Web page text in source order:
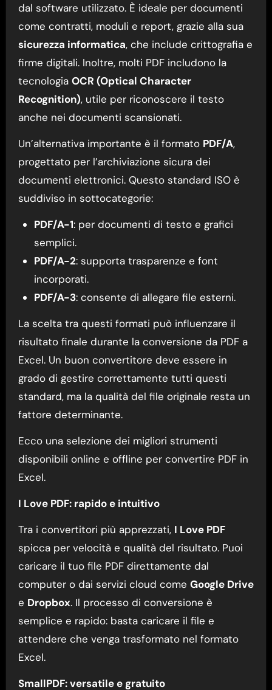
dal software utilizzato. È ideale per documenti
come contratti, moduli e report, grazie alla sua
sicurezza informatica, che include crittografia e
firme digitali. Inoltre, molti PDF includono la
tecnologia OCR (Optical Character
Recognition), utile per riconoscere il testo
anche nei documenti scansionati.
Un’alternativa importante è il formato PDF/A,
progettato per l’archiviazione sicura dei
documenti elettronici. Questo standard ISO è
suddiviso in sottocategorie:
PDF/A-1: per documenti di testo e grafici
semplici.
PDF/A-2: supporta trasparenze e font
incorporati.
PDF/A-3: consente di allegare file esterni.
La scelta tra questi formati può influenzare il
risultato finale durante la conversione da PDF a
Excel. Un buon convertitore deve essere in
grado di gestire correttamente tutti questi
standard, ma la qualità del file originale resta un
fattore determinante.
Ecco una selezione dei migliori strumenti
disponibili online e offline per convertire PDF in
Excel.
I Love PDF: rapido e intuitivo
Tra i convertitori più apprezzati, I Love PDF
spicca per velocità e qualità del risultato. Puoi
caricare il tuo file PDF direttamente dal
computer o dai servizi cloud come Google Drive
e Dropbox. Il processo di conversione è
semplice e rapido: basta caricare il file e
attendere che venga trasformato nel formato
Excel.
SmallPDF: versatile e gratuito